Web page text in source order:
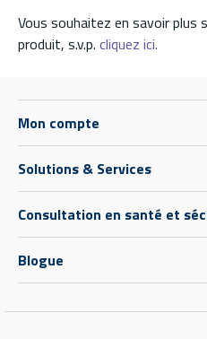
Vous souhaitez en savoir plus
produit, s.v.p. cliquez ici.
Mon compte
Solutions & Services
Consultation en santé et
Blogue